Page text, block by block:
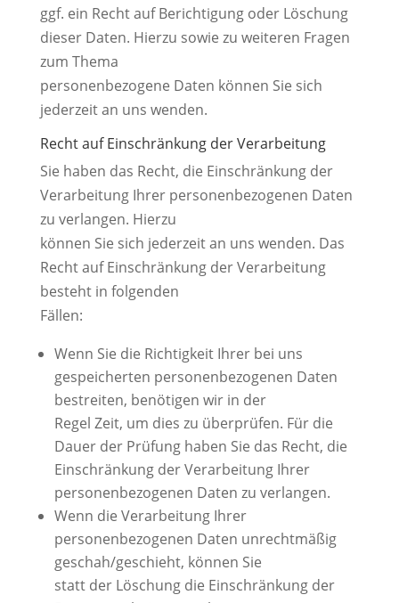
ggf. ein Recht auf Berichtigung oder Löschung
dieser Daten. Hierzu sowie zu weiteren Fragen
zum Thema
personenbezogene Daten können Sie sich
jederzeit an uns wenden.
Recht auf Einschränkung der Verarbeitung
Sie haben das Recht, die Einschränkung der
Verarbeitung Ihrer personenbezogenen Daten
zu verlangen. Hierzu
können Sie sich jederzeit an uns wenden. Das
Recht auf Einschränkung der Verarbeitung
besteht in folgenden
Fällen:
Wenn Sie die Richtigkeit Ihrer bei uns
gespeicherten personenbezogenen Daten
bestreiten, benötigen wir in der
Regel Zeit, um dies zu überprüfen. Für die
Dauer der Prüfung haben Sie das Recht, die
Einschränkung der Verarbeitung Ihrer
personenbezogenen Daten zu verlangen.
Wenn die Verarbeitung Ihrer
personenbezogenen Daten unrechtmäßig
geschah/geschieht, können Sie
statt der Löschung die Einschränkung der